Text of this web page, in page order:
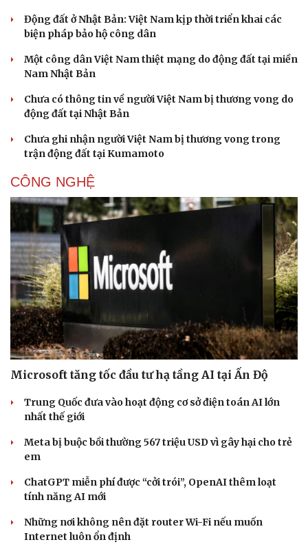
Động đất ở Nhật Bản: Việt Nam kịp thời triển khai các
biện pháp bảo hộ công dân
Một công dân Việt Nam thiệt mạng do động đất tại miền
Nam Nhật Bản
Chưa có thông tin về người Việt Nam bị thương vong do
động đất tại Nhật Bản
Chưa ghi nhận người Việt Nam bị thương vong trong
trận động đất tại Kumamoto
CÔNG NGHỆ
Microsoft tăng tốc đầu tư hạ tầng AI tại Ấn Độ
Trung Quốc đưa vào hoạt động cơ sở điện toán AI lớn
nhất thế giới
Meta bị buộc bồi thường 567 triệu USD vì gây hại cho trẻ
em
ChatGPT miễn phí được “cởi trói”, OpenAI thêm loạt
tính năng AI mới
Những nơi không nên đặt router Wi-Fi nếu muốn
Internet luôn ổn định